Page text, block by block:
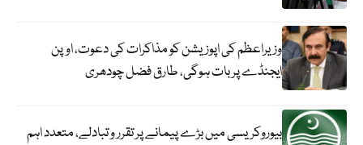
وزیراعظم کی اپوزیشن کو مذاکرات کی دعوت، اوپن
ایجنڈے پر بات ہوگی، طارق فضل چودھری
بیوروکریسی میں بڑے پیمانے پر تقرر و تبادلے، متعدد اہم